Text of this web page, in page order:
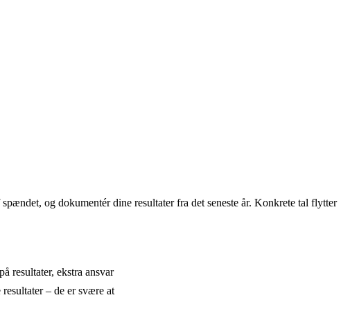
og dokumentér dine resultater fra det seneste år. Konkrete tal flytter
resultater, ekstra ansvar
– de er svære at